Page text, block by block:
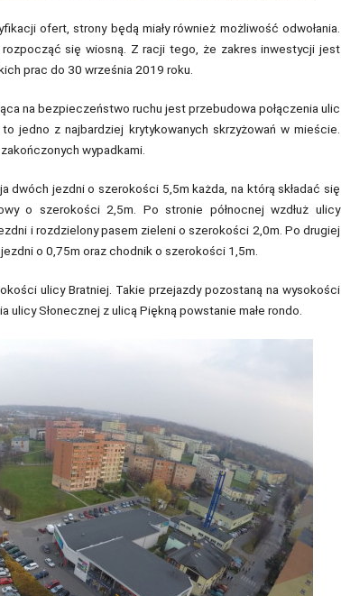
ofert, strony będą miały również możliwość odwołania.
się wiosną. Z racji tego, że zakres inwestycji jest
prac do 30 września 2019 roku.
na bezpieczeństwo ruchu jest przebudowa połączenia ulic
jedno z najbardziej krytykowanych skrzyżowań w mieście.
wypadkami.
dwóch jezdni o szerokości 5,5m każda, na którą składać się
o szerokości 2,5m. Po stronie północnej wzdłuż ulicy
i rozdzielony pasem zieleni o szerokości 2,0m. Po drugiej
o 0,75m oraz chodnik o szerokości 1,5m.
ulicy Bratniej. Takie przejazdy pozostaną na wysokości
Słonecznej z ulicą Piękną powstanie małe rondo.